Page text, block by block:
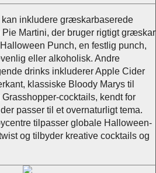
inkludere græskarbaserede
Martini, der bruger rigtigt græskar
Punch, en festlig punch,
eller alkoholisk. Andre
drinks inkluderer Apple Cider
klassiske Bloody Marys til
cocktails, kendt for
passer til et overnaturligt tema.
tilpasser globale Halloween-
og tilbyder kreative cocktails og